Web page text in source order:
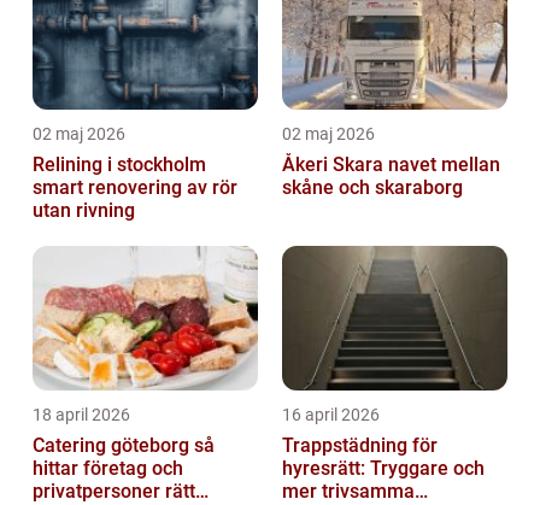
02 maj 2026
Relining i stockholm
smart renovering av rör
utan rivning
02 maj 2026
Åkeri Skara navet mellan
skåne och skaraborg
18 april 2026
Catering göteborg så
hittar företag och
privatpersoner rätt
16 april 2026
Trappstädning för
hyresrätt: Tryggare och
mer trivsamma